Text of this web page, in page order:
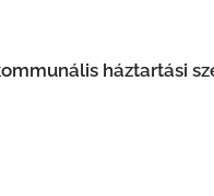
háztartási